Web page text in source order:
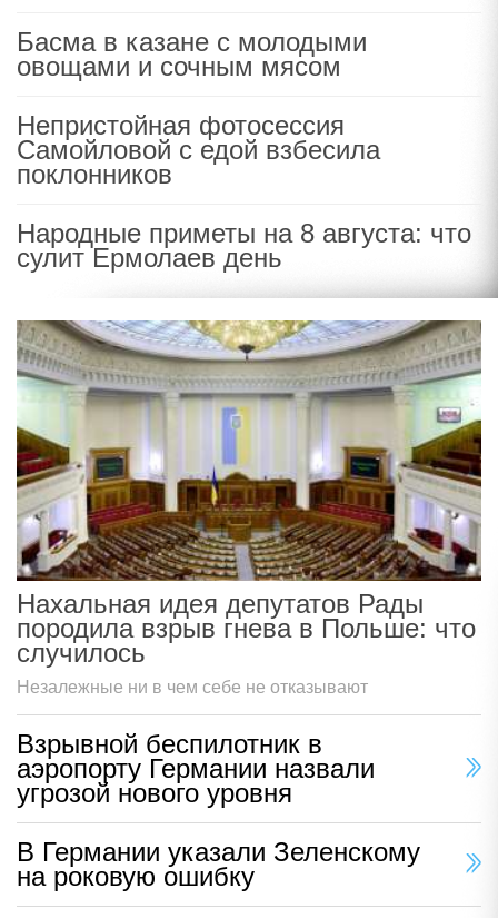
Басма в казане с молодыми
овощами и сочным мясом
Непристойная фотосессия
Самойловой с едой взбесила
поклонников
Народные приметы на 8 августа: что
сулит Ермолаев день
Нахальная идея депутатов Рады
породила взрыв гнева в Польше: что
случилось
Незалежные ни в чем себе не отказывают
Взрывной беспилотник в
аэропорту Германии назвали
угрозой нового уровня
В Германии указали Зеленскому
на роковую ошибку